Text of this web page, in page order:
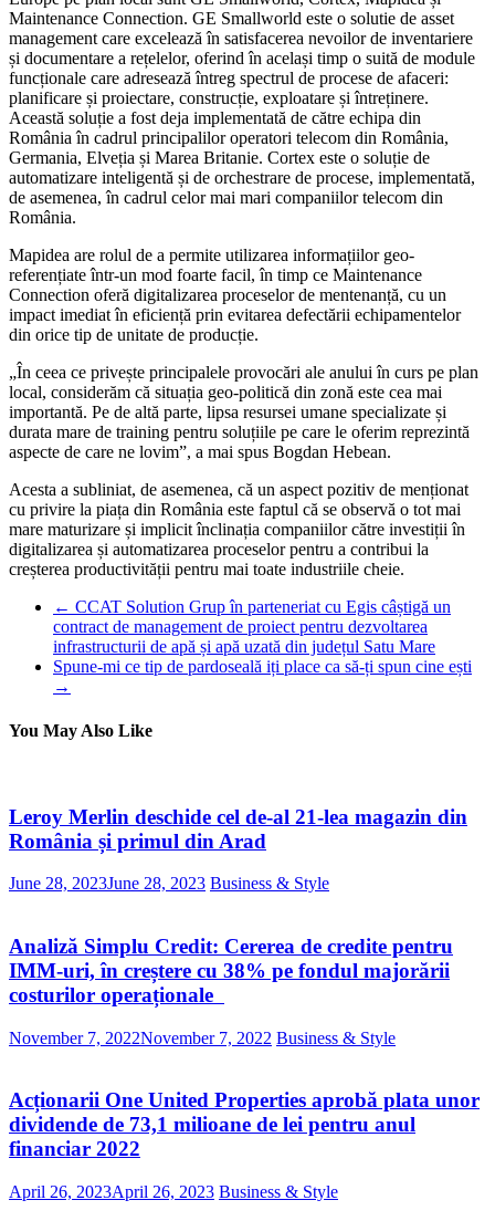
Maintenance Connection. GE Smallworld este o solutie de asset
management care excelează în satisfacerea nevoilor de inventariere
și documentare a rețelelor, oferind în același timp o suită de module
funcționale care adresează întreg spectrul de procese de afaceri:
planificare și proiectare, construcție, exploatare și întreținere.
Această soluție a fost deja implementată de către echipa din
România în cadrul principalilor operatori telecom din România,
Germania, Elveția și Marea Britanie. Cortex este o soluție de
automatizare inteligentă și de orchestrare de procese, implementată,
de asemenea, în cadrul celor mai mari companiilor telecom din
România.
Mapidea are rolul de a permite utilizarea informațiilor geo-
referențiate într-un mod foarte facil, în timp ce Maintenance
Connection oferă digitalizarea proceselor de mentenanță, cu un
impact imediat în eficiență prin evitarea defectării echipamentelor
din orice tip de unitate de producție.
„În ceea ce privește principalele provocări ale anului în curs pe plan
local, considerăm că situația geo-politică din zonă este cea mai
importantă. Pe de altă parte, lipsa resursei umane specializate și
durata mare de training pentru soluțiile pe care le oferim reprezintă
aspecte de care ne lovim”, a mai spus Bogdan Hebean.
Acesta a subliniat, de asemenea, că un aspect pozitiv de menționat
cu privire la piața din România este faptul că se observă o tot mai
mare maturizare și implicit înclinația companiilor către investiții în
digitalizarea și automatizarea proceselor pentru a contribui la
creșterea productivității pentru mai toate industriile cheie.
← CCAT Solution Grup în parteneriat cu Egis câștigă un
contract de management de proiect pentru dezvoltarea
infrastructurii de apă și apă uzată din județul Satu Mare
Spune-mi ce tip de pardoseală iți place ca să-ți spun cine ești
→
You May Also Like
Leroy Merlin deschide cel de-al 21-lea magazin din
România și primul din Arad
June 28, 2023June 28, 2023 Business & Style
Analiză Simplu Credit: Cererea de credite pentru
IMM-uri, în creștere cu 38% pe fondul majorării
costurilor operaționale
November 7, 2022November 7, 2022 Business & Style
Acționarii One United Properties aprobă plata unor
dividende de 73,1 milioane de lei pentru anul
financiar 2022
April 26, 2023April 26, 2023 Business & Style